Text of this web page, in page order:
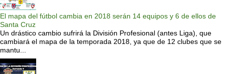
El mapa del fútbol cambia en 2018 serán 14 equipos y 6 de ellos de
Santa Cruz
Un drástico cambio sufrirá la División Profesional (antes Liga), que
cambiará el mapa de la temporada 2018, ya que de 12 clubes que se
mantu...